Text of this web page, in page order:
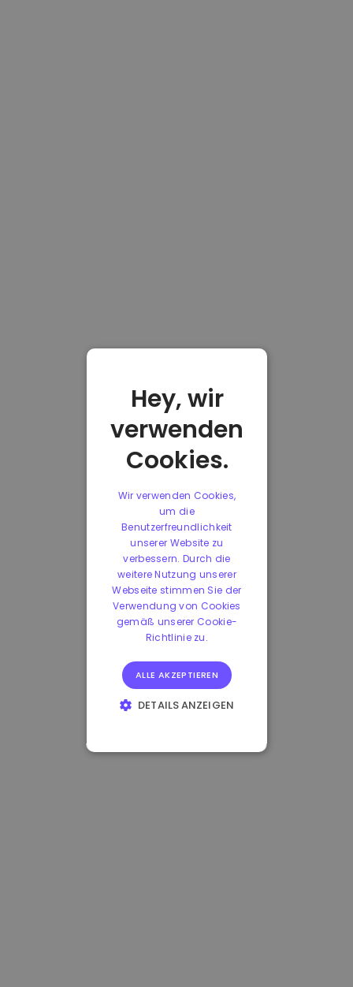
Hey, wir
verwenden
Cookies.
Wir verwenden Cookies,
um die
Benutzerfreundlichkeit
unserer Website zu
verbessern. Durch die
weitere Nutzung unserer
Webseite stimmen Sie der
Verwendung von Cookies
gemäß unserer Cookie-
Richtlinie zu.
ALLE AKZEPTIEREN
DETAILS ANZEIGEN